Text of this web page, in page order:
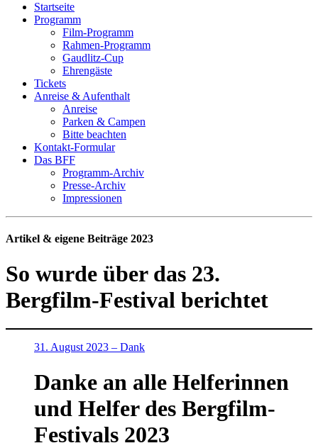
Startseite
Programm
Film-Programm
Rahmen-Programm
Gaudlitz-Cup
Ehrengäste
Tickets
Anreise & Aufenthalt
Anreise
Parken & Campen
Bitte beachten
Kontakt-Formular
Das BFF
Programm-Archiv
Presse-Archiv
Impressionen
Artikel & eigene Beiträge 2023
So wurde über das 23.
Bergfilm-Festival berichtet
31. August 2023 – Dank
Danke an alle Helferinnen
und Helfer des Bergfilm-
Festivals 2023